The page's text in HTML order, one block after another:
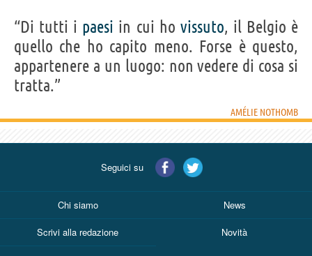
“Di tutti i paesi in cui ho vissuto, il Belgio è
quello che ho capito meno. Forse è questo,
appartenere a un luogo: non vedere di cosa si
tratta.”
AMÉLIE NOTHOMB
Seguici su
Chi siamo News
Scrivi alla redazione Novità